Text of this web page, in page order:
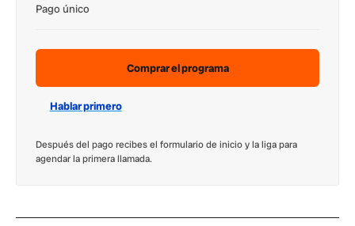
Pago único
Comprar el programa
Hablar primero
Después del pago recibes el formulario de inicio y la liga para
agendar la primera llamada.